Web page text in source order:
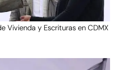
Vivienda y Escrituras en CDMX